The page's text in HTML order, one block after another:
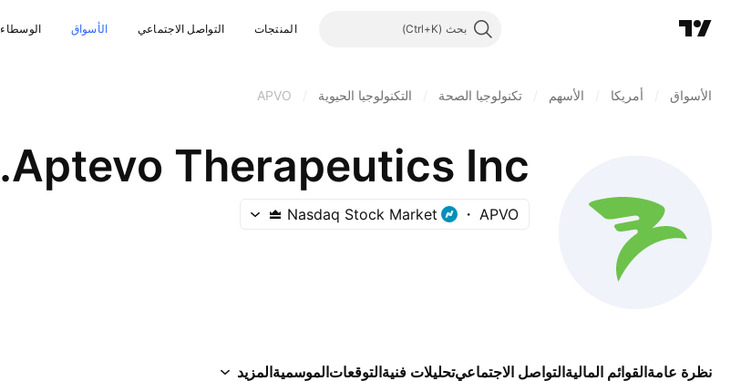
بحث المنتجات التواصل الاجتماعي الأسواق الوسطاء
الأسواق أمريكا الأسهم تكنولوجيا الصحة التكنولوجيا الحيوية APVO
Aptevo Therapeutics Inc.
APVO
Nasdaq Stock Market
نظرة عامةالقوائم الماليةالتواصل الاجتماعيتحليلات فنيةالتوقعاتالموسميةالمزيد